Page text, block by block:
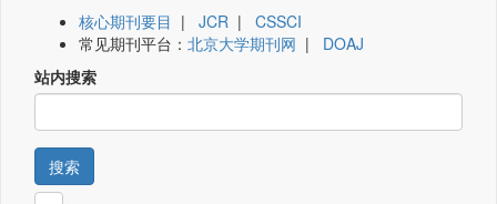
核心期刊要目 | JCR | CSSCI
常见期刊平台： 北京大学期刊网 | DOAJ
站内搜索
搜索